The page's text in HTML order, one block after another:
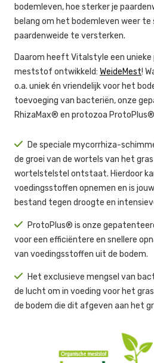
bodemleven, hoe sterker je
belang om het bodemleven weer te
paardenweide te versterken.
Daarom heeft Vitalstyle een
meststof ontwikkeld: WeideMest!
o.a. uniek én vriendelijk voor het
toevoeging van bacteriën, onze
RhizaMax® en protozoa
De speciale mycorrhiza-
de groei van de wortels van het
wortelstelstel ontstaat. Hierdoor
voedingsstoffen opnemen en is
bestand tegen droogte en
ProtoPlus® is onze
voor een efficiëntere en snellere
van voedingsstoffen uit de bodem.
Het exclusieve mengsel van
de lucht om in voeding voor het
de bodem die dit afgeven aan het